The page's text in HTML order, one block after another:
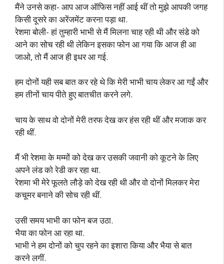
मैंने उनसे कहा- आप आज ऑफिस नहीं आई थीं तो मुझे आपकी जगह
किसी दूसरे का अरेंजमेंट करना पड़ा था.
रेशमा बोली- हां तुम्हारी भाभी से मैं मिलना चाह रही थी और संडे को
आने का सोच रही थी लेकिन इसका फोन आ गया कि आज ही आ
जाओ, तो मैं आज ही इधर आ गई.
हम दोनों यही सब बात कर रहे थे कि मेरी भाभी चाय लेकर आ गईं और
हम तीनों चाय पीते हुए बातचीत करने लगे.
चाय के साथ वो दोनों मेरी तरफ देख कर हंस रही थीं और मजाक कर
रही थीं.
मैं भी रेशमा के मम्मों को देख कर उसकी जवानी को कूटने के लिए
अपने लंड को रेडी कर रहा था.
रेशमा भी मेरे फूलते लौड़े को देख रही थी और वो दोनों मिलकर मेरा
कचूमर बनाने की सोच रही थीं.
उसी समय भाभी का फोन बज उठा.
भैया का फोन आ रहा था.
भाभी ने हम दोनों को चुप रहने का इशारा किया और भैया से बात
करने लगीं.